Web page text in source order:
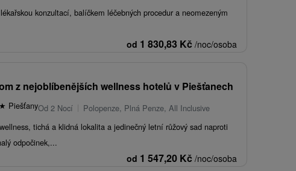
konzultací, balíčkem léčebných procedur a neomezeným
od 1 830,83 Kč /noc/osoba
z nejoblíbenějších wellness hotelů v Piešťanech
★ PiešťanyOd 2 Nocí
Polopenze, Plná Penze, All Inclusive
tichá a klidná lokalita a jedinečný letní růžový sad naproti
odpočinek,...
od 1 547,20 Kč /noc/osoba